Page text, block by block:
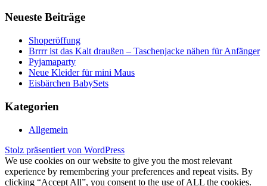
Neueste Beiträge
Shoperöffung
Brrrr ist das Kalt draußen – Taschenjacke nähen für Anfänger
Pyjamaparty
Neue Kleider für mini Maus
Eisbärchen BabySets
Kategorien
Allgemein
Stolz präsentiert von WordPress
We use cookies on our website to give you the most relevant
experience by remembering your preferences and repeat visits. By
clicking “Accept All”, you consent to the use of ALL the cookies.